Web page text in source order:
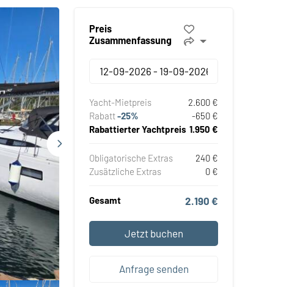
Preis
Zusammenfassung
Yacht-Mietpreis
2.600 €
Rabatt-25%
-650 €
Rabattierter Yachtpreis 1.950 €
Obligatorische Extras
240 €
Zusätzliche Extras
0 €
Gesamt 2.190 €
Jetzt buchen
Anfrage senden